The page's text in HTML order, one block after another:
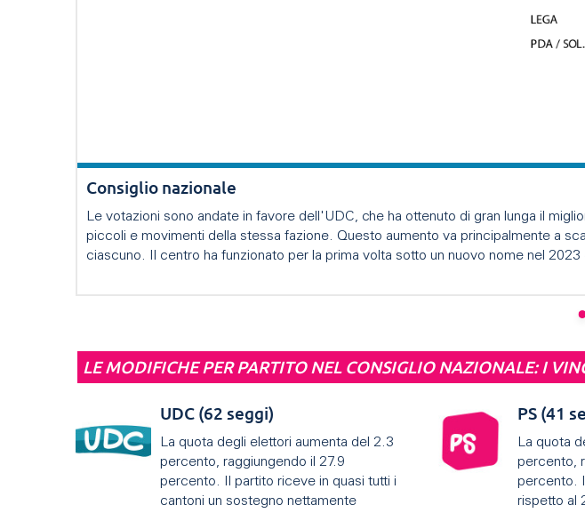
Consiglio nazionale
Le votazioni sono andate in favore dell'UDC, che ha ottenuto di gran lunga il
piccoli e movimenti della stessa fazione. Questo aumento va principalmente a
ciascuno. Il centro ha funzionato per la prima volta sotto un nuovo nome nel
LE MODIFICHE PER PARTITO NEL CONSIGLIO NAZIONALE: I
UDC (62 seggi)
La quota degli elettori aumenta del 2.3
percento, raggiungendo il 27.9
percento. Il partito riceve in quasi tutti i
cantoni un sostegno nettamente
PS (41
La quota
percento,
percento.
rispetto al